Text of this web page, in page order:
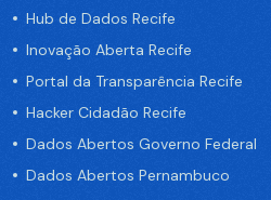
Hub de Dados Recife
Inovação Aberta Recife
Portal da Transparência Recife
Hacker Cidadão Recife
Dados Abertos Governo Federal
Dados Abertos Pernambuco